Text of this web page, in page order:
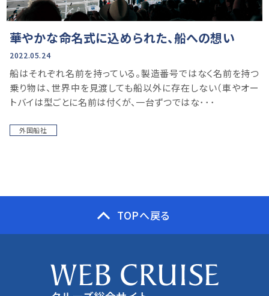
華やかな命名式に込められた、船への想い
2022.05.24
船はそれぞれ名前を持っている。製造番号ではなく名前を持つ
乗り物は、世界中を見渡しても船以外に存在しない（車やオー
トバイは型ごとに名前は付くが、一台ずつではな･･･
外国船社
TOPへ戻る